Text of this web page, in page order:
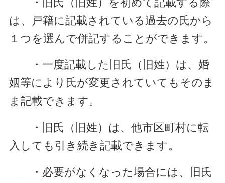
は、戸籍に記載されている過去の氏から
１つを選んで併記することができます。
・一度記載した旧氏（旧姓）は、婚
姻等により氏が変更されていてもそのま
ま記載できます。
・旧氏（旧姓）は、他市区町村に転
入しても引き続き記載できます。
・必要がなくなった場合には、旧氏